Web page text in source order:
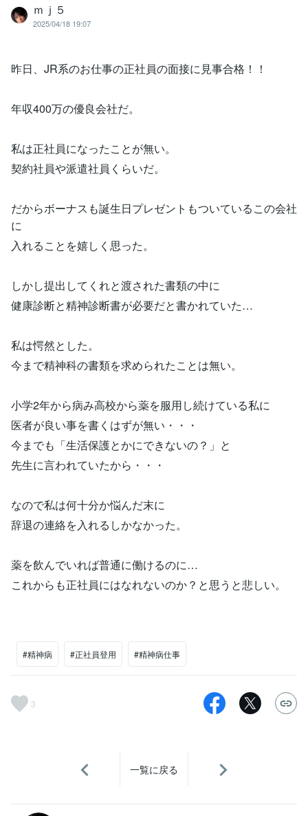
ｍｊ５
2025/04/18 19:07
昨日、JR系のお仕事の正社員の面接に見事合格！！
年収400万の優良会社だ。
私は正社員になったことが無い。
契約社員や派遣社員くらいだ。
だからボーナスも誕生日プレゼントもついているこの会社
に
入れることを嬉しく思った。
しかし提出してくれと渡された書類の中に
健康診断と精神診断書が必要だと書かれていた…
私は愕然とした。
今まで精神科の書類を求められたことは無い。
小学2年から病み高校から薬を服用し続けている私に
医者が良い事を書くはずが無い・・・
今までも「生活保護とかにできないの？」と
先生に言われていたから・・・
なので私は何十分か悩んだ末に
辞退の連絡を入れるしかなかった。
薬を飲んでいれば普通に働けるのに…
これからも正社員にはなれないのか？と思うと悲しい。
#精神病 #正社員登用 #精神病仕事
3
一覧に戻る